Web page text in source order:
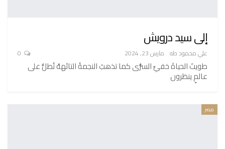
إلى سيد درويش
علي محمود طه مارس 23, 2024
طويتَ الحياةَ خفيَّ السُّرَى كما تذهبُ النجمةُ التائههْ تُطلُّ على
عالمٍ ينظرون
مصر